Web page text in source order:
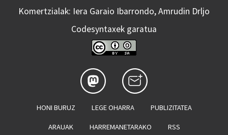
Komertzialak: Iera Garaio Ibarrondo, Amrudin Drljo
Codesyntaxek garatua
HONI BURUZ LEGE OHARRA PUBLIZITATEA
ARAUAK HARREMANETARAKO RSS